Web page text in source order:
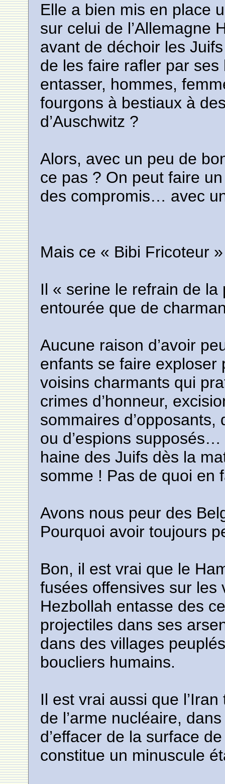
Elle a bien mis en place
sur celui de
avant de déchoir les
de les faire rafler par
entasser, hommes,
fourgons à bestiaux à
d’Auschwitz ?
Alors, avec un peu de
ce pas ? On peut faire
des compromis… avec
Mais ce « Bibi Fricoteur
Il « serine le refrain de la
entourée que de
Aucune raison d’avoir
enfants se faire exploser
voisins charmants qui
crimes d’honneur,
sommaires d’opposants,
ou d’espions
haine des Juifs dès la
somme ! Pas de quoi en
Avons nous peur des
Pourquoi avoir toujours
Bon, il est vrai que le
fusées offensives sur les
Hezbollah entasse des
projectiles dans ses
dans des villages
boucliers humains.
Il est vrai aussi que
de l’arme nucléaire,
d’effacer de la surface
constitue un minuscule